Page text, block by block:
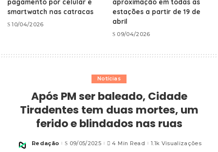
pagamento por celular e
smartwatch nas catracas
10/04/2026
aproximação em todas as
estações a partir de 19 de
abril
09/04/2026
Notícias
Após PM ser baleado, Cidade
Tiradentes tem duas mortes, um
ferido e blindados nas ruas
Posted
Redação 09/05/2025 4 Min Read 1.1k Visualizações